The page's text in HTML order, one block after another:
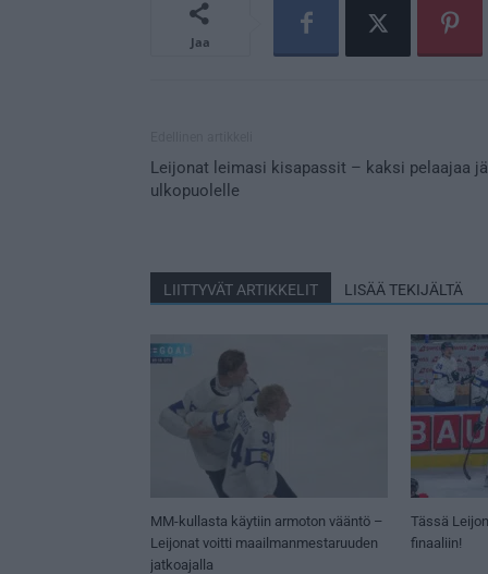
Jaa
Leijonat leimasi kisapassit – kaksi pelaajaa
ulkopuolelle
LIITTYVÄT ARTIKKELIT LISÄÄ TEKIJÄLTÄ
MM-kullasta käytiin armoton vääntö –
Leijonat voitti maailmanmestaruuden
jatkoajalla
Tässä
finaaliin!